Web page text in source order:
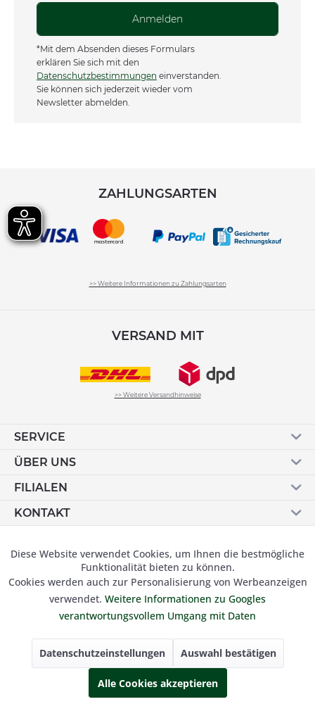
Anmelden
*Mit dem Absenden dieses Formulars
erklären Sie sich mit den
Datenschutzbestimmungen einverstanden.
Sie können sich jederzeit wieder vom
Newsletter abmelden.
ZAHLUNGSARTEN
>> Weitere Informationen zu Zahlungsarten
VERSAND MIT
>> Weitere Versandhinweise
SERVICE
ÜBER UNS
FILIALEN
KONTAKT
© 2019 Besser Gehen Schockmann GmbH. Alle Preise inkl.
der gesetzl. MwSt und zzgl.Versandkosten.
Funktionale Aktiv
Marketing Inaktiv
Tracking Inaktiv
Personalisierung Inaktiv
Diese Website verwendet Cookies, um Ihnen die bestmögliche
Funktionalität bieten zu können.
Cookies werden auch zur Personalisierung von Werbeanzeigen
verwendet. Weitere Informationen zu Googles
verantwortungsvollem Umgang mit Daten
Datenschutzeinstellungen Auswahl bestätigen
Alle Cookies akzeptieren